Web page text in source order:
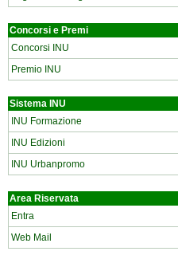
Concorsi e Premi
Concorsi INU
Premio INU
Sistema INU
INU Formazione
INU Edizioni
INU Urbanpromo
Area Riservata
Entra
Web Mail